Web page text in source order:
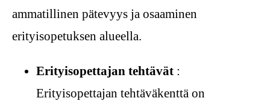
ammatillinen pätevyys ja osaaminen
erityisopetuksen alueella.
Erityisopettajan tehtävät :
Erityisopettajan tehtäväkenttä on